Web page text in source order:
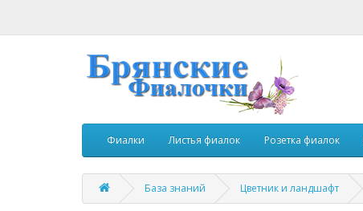
Фиалки Листья фиалок Розетка фиалок
База знаний Цветник и ландшафт